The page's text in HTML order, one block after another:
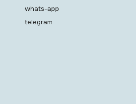
whats-app
telegram